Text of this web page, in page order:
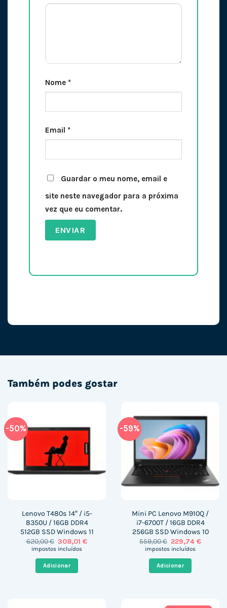
Nome *
Email *
Guardar o meu nome, email e
site neste navegador para a próxima
vez que eu comentar.
Também podes gostar
-50%
Lenovo T480s 14″ / i5-
8350U / 16GB DDR4
512GB SSD Windows 11
620,00€ O
preço
era:
620,00 €.
308,01€O
impostos incluídos
Adicionar
-59%
Mini PC Lenovo M910Q /
i7-6700T / 16GB DDR4
256GB SSD Windows 10
559,00€ O
preço
era:
559,00 €.
229,74€O
impostos incluídos
Adicionar